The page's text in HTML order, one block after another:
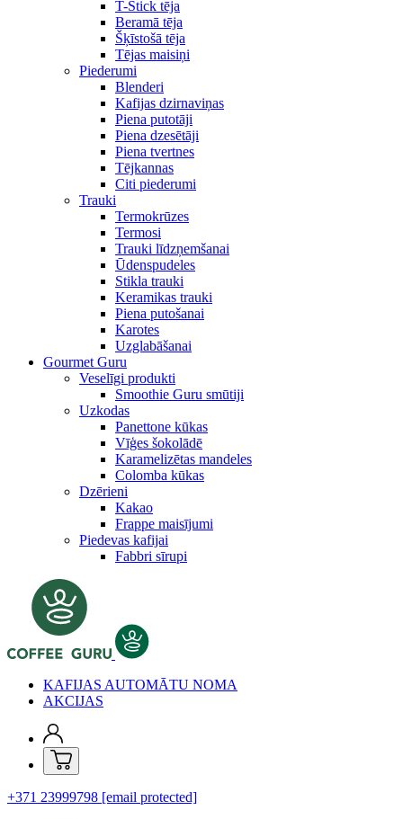
T-Stick tēja
Beramā tēja
Šķīstošā tēja
Tējas maisiņi
Piederumi
Blenderi
Kafijas dzirnaviņas
Piena putotāji
Piena dzesētāji
Piena tvertnes
Tējkannas
Citi piederumi
Trauki
Termokrūzes
Termosi
Trauki līdzņemšanai
Ūdenspudeles
Stikla trauki
Keramikas trauki
Piena putošanai
Karotes
Uzglabāšanai
Gourmet Guru
Veselīgi produkti
Smoothie Guru smūtiji
Uzkodas
Panettone kūkas
Vīģes šokolādē
Karamelizētas mandeles
Colomba kūkas
Dzērieni
Kakao
Frappe maisījumi
Piedevas kafijai
Fabbri sīrupi
KAFIJAS AUTOMĀTU NOMA
AKCIJAS
+371 23999798 [email protected]